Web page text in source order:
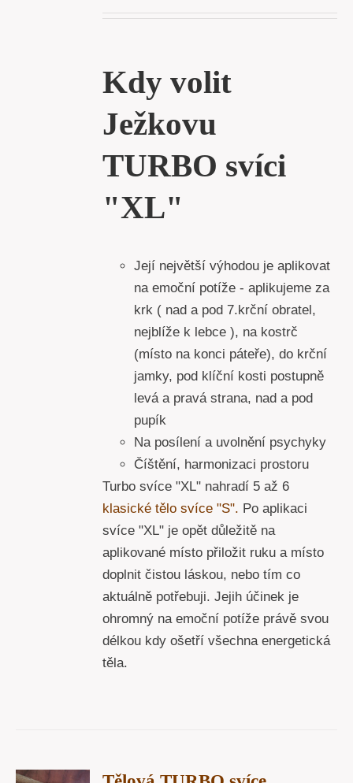
Kdy volit
Ježkovu
TURBO svíci
"XL"
Její největší výhodou je aplikovat
na emoční potíže - aplikujeme za
krk ( nad a pod 7.krční obratel,
nejblíže k lebce ), na kostrč
(místo na konci páteře), do krční
jamky, pod klíční kosti postupně
levá a pravá strana, nad a pod
pupík
Na posílení a uvolnění psychyky
Číštění, harmonizaci prostoru
Turbo svíce "XL" nahradí 5 až 6
klasické tělo svíce "S". Po aplikaci
svíce "XL" je opět důležitě na
aplikované místo přiložit ruku a místo
doplnit čistou láskou, nebo tím co
aktuálně potřebuji. Jejih účinek je
ohromný na emoční potíže právě svou
délkou kdy ošetří všechna energetická
těla.